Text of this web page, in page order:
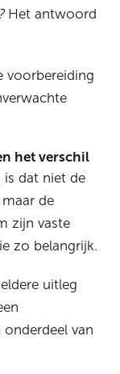
? Het antwoord
voorbereiding
het verschil
is dat niet de
de
zijn vaste
zo belangrijk.
uitleg
van